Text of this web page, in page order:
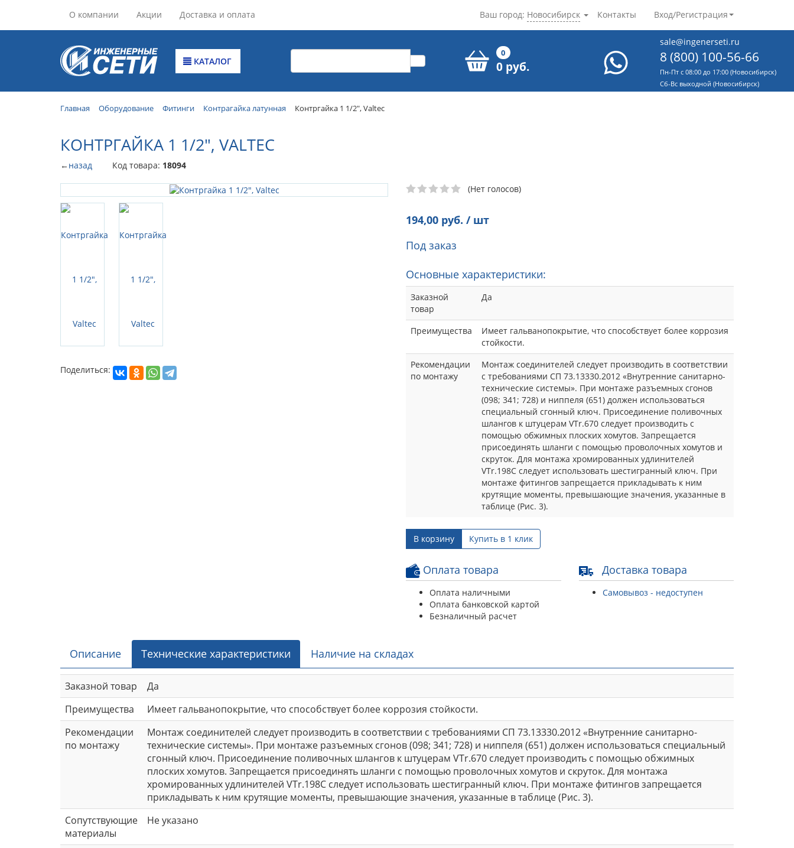
О компании Акции Доставка и оплата Контакты Вход/Регистрация
Ваш город: Новосибирск
КАТАЛОГ
0
0 руб.
sale@ingenerseti.ru
8 (800) 100-56-66
Пн-Пт с 08:00 до 17:00 (Новосибирск)
Cб-Вс выходной (Новосибирск)
Главная Оборудование Фитинги Контрагайка латунная Контргайка 1 1/2", Valtec
КОНТРГАЙКА 1 1/2", VALTEC
←назад Код товара: 18094
Поделиться:
(Нет голосов)
194,00 руб. / шт
Под заказ
Основные характеристики:
Заказной
товар
Да
Преимущества
Имеет гальванопокрытие, что способствует более коррозия
стойкости.
Рекомендации
по монтажу
Монтаж соединителей следует производить в соответствии
с требованиями СП 73.13330.2012 «Внутренние санитарно-
технические системы». При монтаже разъемных сгонов
(098; 341; 728) и ниппеля (651) должен использоваться
специальный сгонный ключ. Присоединение поливочных
шлангов к штуцерам VTr.670 следует производить с
помощью обжимных плоских хомутов. Запрещается
присоединять шланги с помощью проволочных хомутов и
скруток. Для монтажа хромированных удлинителей
VTr.198C следует использовать шестигранный ключ. При
монтаже фитингов запрещается прикладывать к ним
крутящие моменты, превышающие значения, указанные в
таблице (Рис. 3).
В корзину Купить в 1 клик
Оплата товара
Оплата наличными
Оплата банковской картой
Безналичный расчет
Доставка товара
Самовывоз - недоступен
Описание Технические характеристики Наличие на складах
Заказной товар
Да
Преимущества
Имеет гальванопокрытие, что способствует более коррозия стойкости.
Рекомендации
по монтажу
Монтаж соединителей следует производить в соответствии с требованиями СП 73.13330.2012 «Внутренние санитарно-
технические системы». При монтаже разъемных сгонов (098; 341; 728) и ниппеля (651) должен использоваться специальный
сгонный ключ. Присоединение поливочных шлангов к штуцерам VTr.670 следует производить с помощью обжимных
плоских хомутов. Запрещается присоединять шланги с помощью проволочных хомутов и скруток. Для монтажа
хромированных удлинителей VTr.198C следует использовать шестигранный ключ. При монтаже фитингов запрещается
прикладывать к ним крутящие моменты, превышающие значения, указанные в таблице (Рис. 3).
Сопутствующие
материалы
Не указано